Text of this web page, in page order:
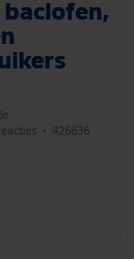
•
426636